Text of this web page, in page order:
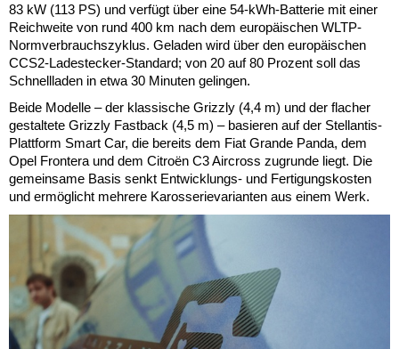
83 kW (113 PS) und verfügt über eine 54-kWh-Batterie mit einer
Reichweite von rund 400 km nach dem europäischen WLTP-
Normverbrauchszyklus. Geladen wird über den europäischen
CCS2-Ladestecker-Standard; von 20 auf 80 Prozent soll das
Schnellladen in etwa 30 Minuten gelingen.
Beide Modelle – der klassische Grizzly (4,4 m) und der flacher
gestaltete Grizzly Fastback (4,5 m) – basieren auf der Stellantis-
Plattform Smart Car, die bereits dem Fiat Grande Panda, dem
Opel Frontera und dem Citroën C3 Aircross zugrunde liegt. Die
gemeinsame Basis senkt Entwicklungs- und Fertigungskosten
und ermöglicht mehrere Karosserievarianten aus einem Werk.